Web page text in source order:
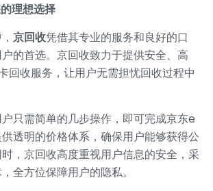
理想选择
京回收凭借其专业的服务和良好的口
的首选。京回收致力于提供安全、高
回收服务，让用户无需担忧回收过程中
只需简单的几步操作，即可完成京东e
透明的价格体系，确保用户能够获得公
，京回收高度重视用户信息的安全，采
全方位保障用户的隐私。